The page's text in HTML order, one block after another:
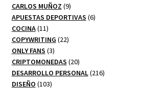
productos
CARLOS MUÑOZ 99
productos
APUESTAS DEPORTIVAS 66
COCINA 1111
productos
COPYWRITING 2222
ONLY FANS 33
productos
CRIPTOMONEDAS 2020
productos
DESARROLLO PERSONAL 216216
DISEÑO 103103